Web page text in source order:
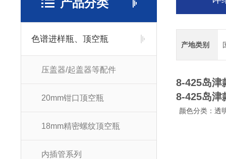
产品分类
色谱进样瓶、顶空瓶
压盖器/起盖器等配件
20mm钳口顶空瓶
18mm精密螺纹顶空瓶
内插管系列
产地类别
8-425岛津
8-425岛津
颜色分类：透